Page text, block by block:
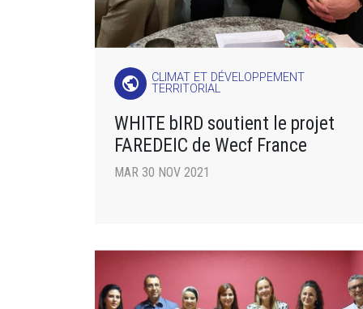
public
CLIMAT ET DÉVELOPPEMENT
TERRITORIAL
WHITE bIRD soutient le projet
FAREDEIC de Wecf France
MAR 30 NOV 2021